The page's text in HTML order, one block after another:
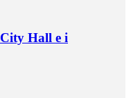
Hall e i